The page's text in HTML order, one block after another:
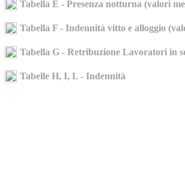
Tabella E - Presenza notturna (valori
Tabella F - Indennità vitto e alloggio
Tabella G - Retribuzione Lavoratori in
Tabelle H, I, L - Indennità